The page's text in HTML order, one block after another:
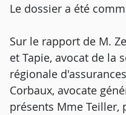
Le dossier a été
Sur le rapport de M.
et Tapie, avocat de la
régionale
Corbaux, avocate
présents Mme Teiller,